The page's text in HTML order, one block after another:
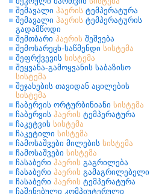
შემავალი ჰაერის ტემპერატურა
შემავალი ჰაერის ტემპერატურის
გადამწოდი
შემთბარი ჰაერის შეშვება
შემოსარეცხ-საწმენდი სისტემა
შეფრქვევის სისტემა
შეყვანა-გამოყვანის საბაზისო
სისტემა
შეჯახების თავიდან აცილების
სისტემა
ჩაბერვის ორტურბინიანი სისტემა
ჩაბერვის ჰაერის ტემპერატურა
ჩაკეტვის სისტემა
ჩაკეტილი სისტემა
ჩამოსაშვები მილების სისტემა
ჩამოსაშვები სისტემა
ჩასაბერი ჰაერის გაგრილება
ჩასაბერი ჰაერის გამაგრილებელი
ჩასაბერი ჰაერის ტემპერატურა
ჩაშენებული კომპიუტერული